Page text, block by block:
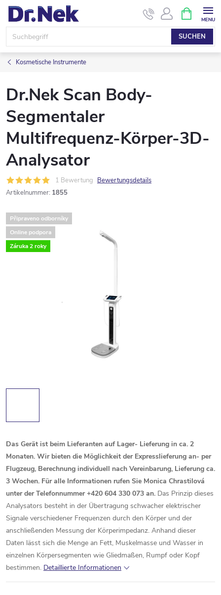
Zum
Inhalt
springen
SUCHEN
Kosmetische Instrumente
Dr.Nek Scan Body-
Segmentaler
Multifrequenz-Körper-3D-
Analysator
1 Bewertung Bewertungsdetails
Artikelnummer: 1855
Připraveno odborníky
Online podpora
Záruka 2 roky
Das Gerät ist beim Lieferanten auf Lager- Lieferung in ca. 2
Monaten. Wir bieten die Möglichkeit der Expresslieferung an- per
Flugzeug, Berechnung individuell nach Vereinbarung, Lieferung ca.
3 Wochen. Für alle Informationen rufen Sie Monica Chrastilová
unter der Telefonnummer +420 604 330 073 an. Das Prinzip dieses
Analysators besteht in der Übertragung schwacher elektrischer
Signale verschiedener Frequenzen durch den Körper und der
anschließenden Messung der Körperimpedanz. Anhand dieser
Daten lässt sich die Menge an Fett, Muskelmasse und Wasser in
einzelnen Körpersegmenten wie Gliedmaßen, Rumpf oder Kopf
bestimmen. Detaillierte Informationen